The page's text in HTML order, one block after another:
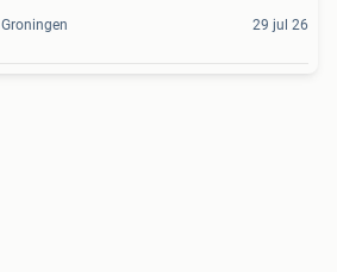
Groningen 29 jul 26